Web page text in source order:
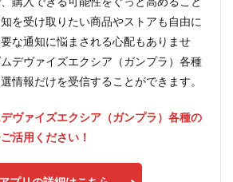
を受け取りたい商品やストアも自由に
な通知に悩まされる心配もありませ
デヴァイズエクシア（ガンプラ）各種
情報だけを受信することができます。
ヴァイズエクシア（ガンプラ）各種の
活用ください！